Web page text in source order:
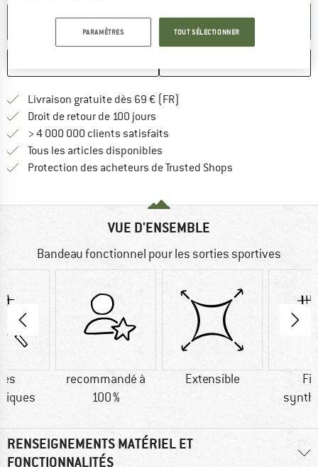
AJOUTER AU PANIER
Livraison gratuite dès 69 € (FR)
Droit de retour de 100 jours
> 4 000 000 clients satisfaits
Tous les articles disponibles
Protection des acheteurs de Trusted Shops
VUE D'ENSEMBLE
Bandeau fonctionnel pour les sorties sportives
recommandé à
100 %
Extensible
RENSEIGNEMENTS MATÉRIEL ET
FONCTIONNALITÉS
PARAMÈTRES TOUT SÉLECTIONNER